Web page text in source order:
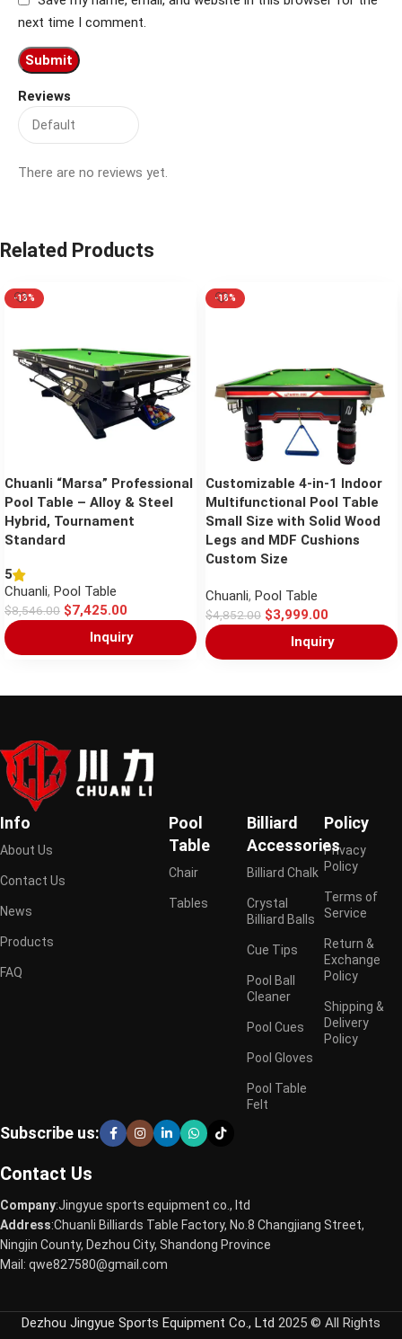
Reviews
There are no reviews yet.
next time I comment.
Related Products
-13%
Chuanli “Marsa” Professional
Pool Table – Alloy & Steel
Hybrid, Tournament
Standard
5
Chuanli, Pool Table
$8,546.00 $7,425.00
Inquiry
-18%
Customizable 4-in-1 Indoor
Multifunctional Pool Table
Small Size with Solid Wood
Legs and MDF Cushions
Custom Size
Chuanli, Pool Table
$4,852.00 $3,999.00
Inquiry
Info
About Us
Contact Us
News
Products
FAQ
Pool
Table
Chair
Tables
Billiard
Accessories
Billiard Chalk
Crystal
Billiard Balls
Cue Tips
Pool Ball
Cleaner
Pool Cues
Pool Gloves
Pool Table
Felt
Policy
Privacy
Policy
Terms of
Service
Return &
Exchange
Policy
Shipping &
Delivery
Policy
Subscribe us:
Contact Us
Company:Jingyue sports equipment co., ltd
Address:Chuanli Billiards Table Factory, No.8 Changjiang Street,
Ningjin County, Dezhou City, Shandong Province
Mail: qwe827580@gmail.com
Dezhou Jingyue Sports Equipment Co., Ltd 2025 © All Rights